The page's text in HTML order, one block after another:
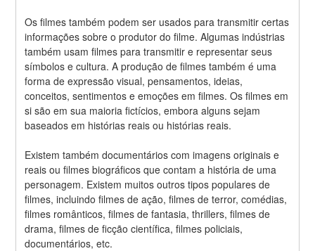
Os filmes também podem ser usados para transmitir certas
informações sobre o produtor do filme. Algumas indústrias
também usam filmes para transmitir e representar seus
símbolos e cultura. A produção de filmes também é uma
forma de expressão visual, pensamentos, ideias,
conceitos, sentimentos e emoções em filmes. Os filmes em
si são em sua maioria fictícios, embora alguns sejam
baseados em histórias reais ou histórias reais.
Existem também documentários com imagens originais e
reais ou filmes biográficos que contam a história de uma
personagem. Existem muitos outros tipos populares de
filmes, incluindo filmes de ação, filmes de terror, comédias,
filmes românticos, filmes de fantasia, thrillers, filmes de
drama, filmes de ficção científica, filmes policiais,
documentários, etc.